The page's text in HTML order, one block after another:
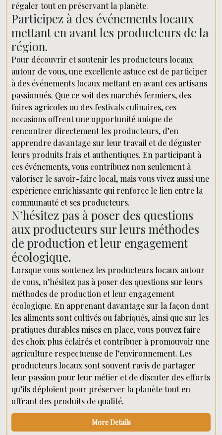
régaler tout en préservant la planète.
Participez à des événements locaux
mettant en avant les producteurs de la
région.
Pour découvrir et soutenir les producteurs locaux
autour de vous, une excellente astuce est de participer
à des événements locaux mettant en avant ces artisans
passionnés. Que ce soit des marchés fermiers, des
foires agricoles ou des festivals culinaires, ces
occasions offrent une opportunité unique de
rencontrer directement les producteurs, d’en
apprendre davantage sur leur travail et de déguster
leurs produits frais et authentiques. En participant à
ces événements, vous contribuez non seulement à
valoriser le savoir-faire local, mais vous vivez aussi une
expérience enrichissante qui renforce le lien entre la
communauté et ses producteurs.
N’hésitez pas à poser des questions
aux producteurs sur leurs méthodes
de production et leur engagement
écologique.
Lorsque vous soutenez les producteurs locaux autour
de vous, n’hésitez pas à poser des questions sur leurs
méthodes de production et leur engagement
écologique. En apprenant davantage sur la façon dont
les aliments sont cultivés ou fabriqués, ainsi que sur les
pratiques durables mises en place, vous pouvez faire
des choix plus éclairés et contribuer à promouvoir une
agriculture respectueuse de l’environnement. Les
producteurs locaux sont souvent ravis de partager
leur passion pour leur métier et de discuter des efforts
qu’ils déploient pour préserver la planète tout en
offrant des produits de qualité.
More Details